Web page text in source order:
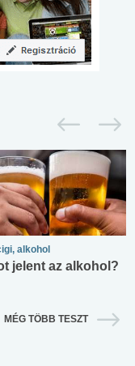
alkohol
jelent az alkohol?
MÉG TÖBB TESZT